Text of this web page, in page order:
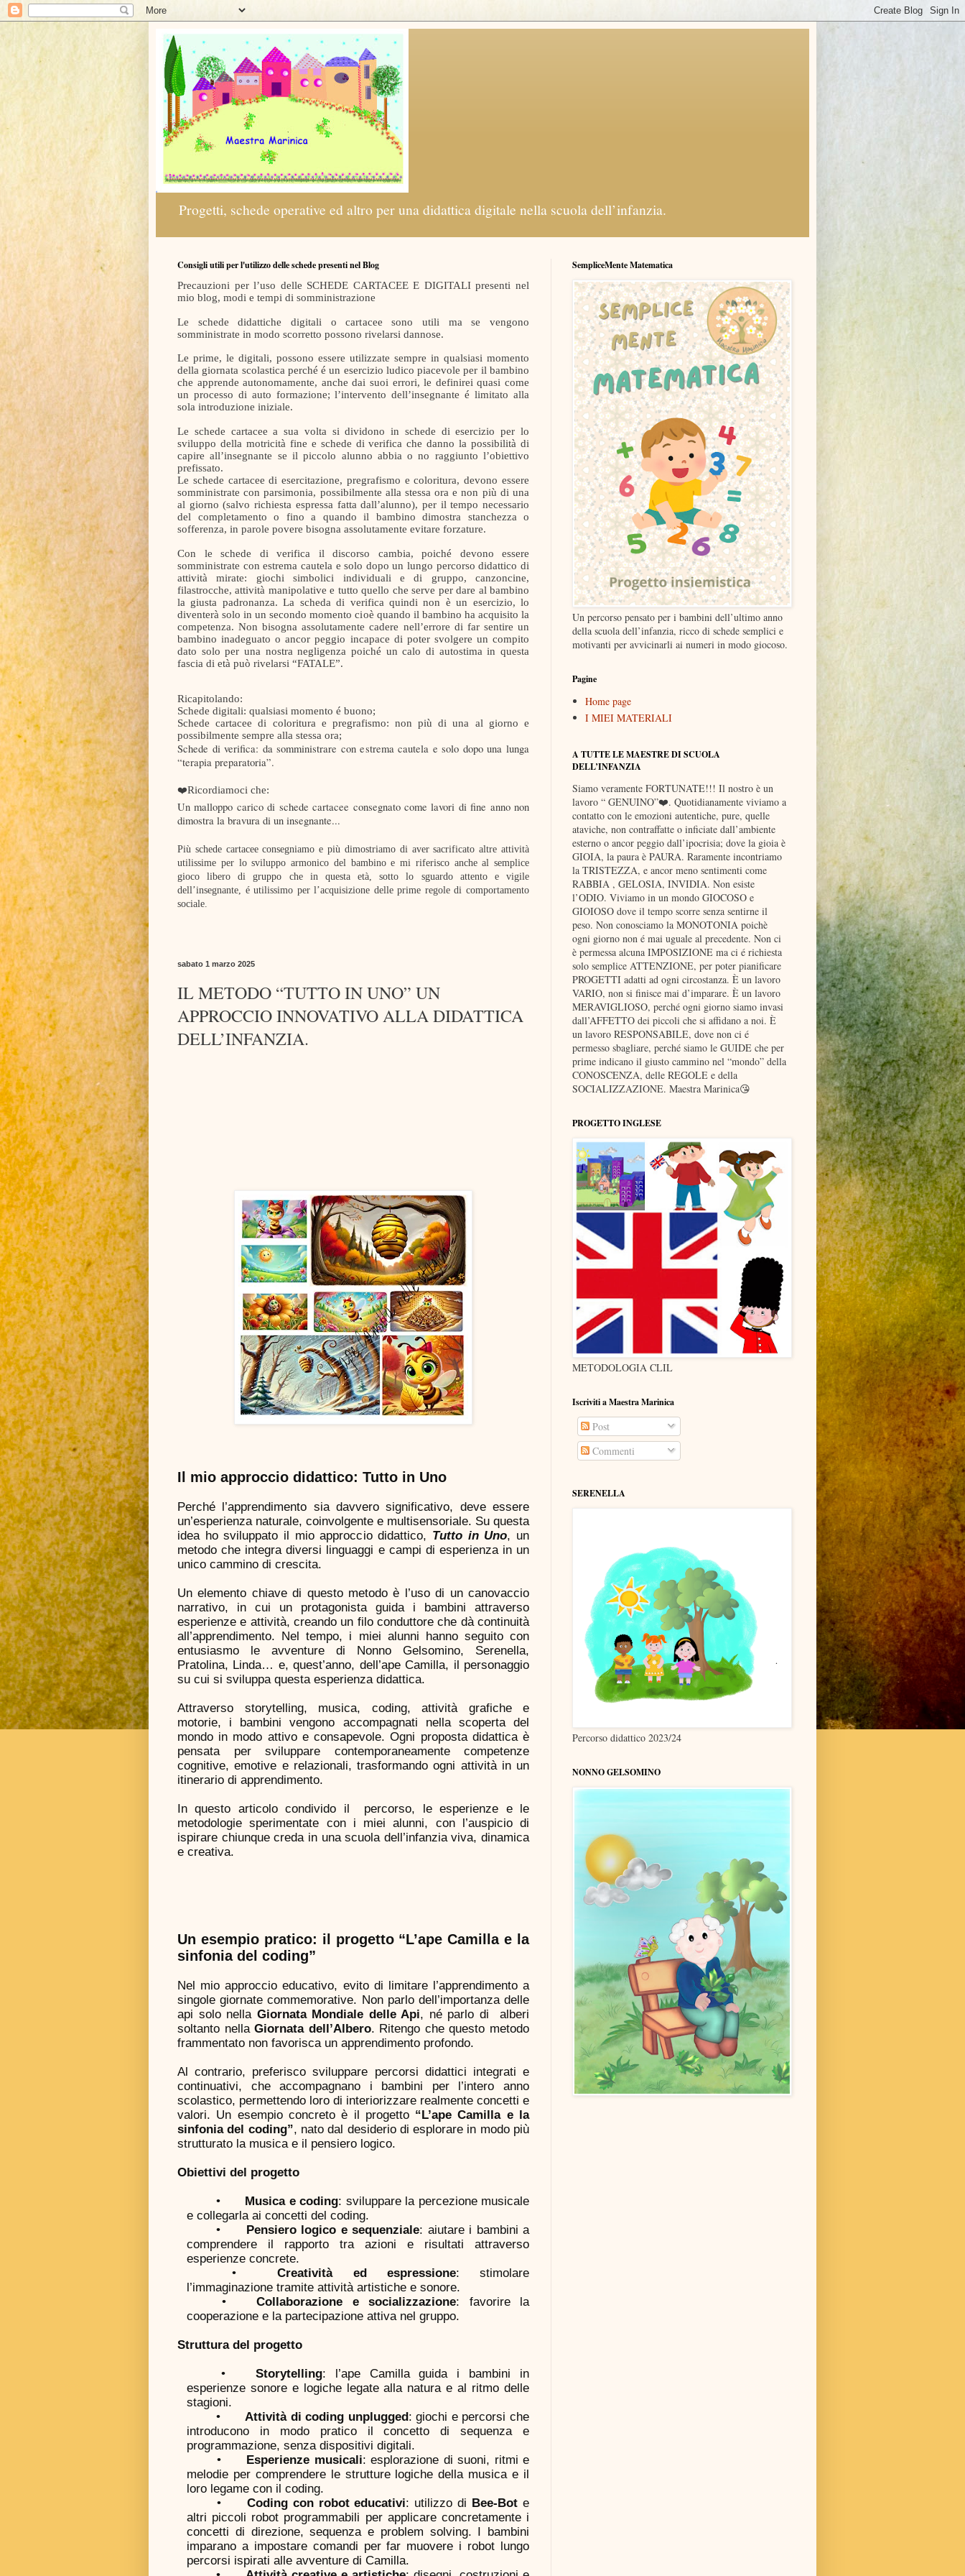
Progetti, schede operative ed altro per una didattica digitale nella scuola dell’infanzia.
Consigli utili per l'utilizzo delle schede presenti nel Blog
Precauzioni per l’uso delle SCHEDE CARTACEE E DIGITALI presenti nel
mio blog, modi e tempi di somministrazione
Le schede didattiche digitali o cartacee sono utili ma se vengono
somministrate in modo scorretto possono rivelarsi dannose.
Le prime, le digitali, possono essere utilizzate sempre in qualsiasi momento
della giornata scolastica perché é un esercizio ludico piacevole per il bambino
che apprende autonomamente, anche dai suoi errori, le definirei quasi come
un processo di auto formazione; l’intervento dell’insegnante é limitato alla
sola introduzione iniziale.
Le schede cartacee a sua volta si dividono in schede di esercizio per lo
sviluppo della motricità fine e schede di verifica che danno la possibilità di
capire all’insegnante se il piccolo alunno abbia o no raggiunto l’obiettivo
prefissato.
Le schede cartacee di esercitazione, pregrafismo e coloritura, devono essere
somministrate con parsimonia, possibilmente alla stessa ora e non più di una
al giorno (salvo richiesta espressa fatta dall’alunno), per il tempo necessario
del completamento o fino a quando il bambino dimostra stanchezza o
sofferenza, in parole povere bisogna assolutamente evitare forzature.
Con le schede di verifica il discorso cambia, poiché devono essere
somministrate con estrema cautela e solo dopo un lungo percorso didattico di
attività mirate: giochi simbolici individuali e di gruppo, canzoncine,
filastrocche, attività manipolative e tutto quello che serve per dare al bambino
la giusta padronanza. La scheda di verifica quindi non è un esercizio, lo
diventerà solo in un secondo momento cioè quando il bambino ha acquisito la
competenza. Non bisogna assolutamente cadere nell’errore di far sentire un
bambino inadeguato o ancor peggio incapace di poter svolgere un compito
dato solo per una nostra negligenza poiché un calo di autostima in questa
fascia di età può rivelarsi “FATALE”.
Ricapitolando:
Schede digitali: qualsiasi momento é buono;
Schede cartacee di coloritura e pregrafismo: non più di una al giorno e
possibilmente sempre alla stessa ora;
Schede di verifica: da somministrare con estrema cautela e solo dopo una lunga
“terapia preparatoria”.
❤️Ricordiamoci che:
Un malloppo carico di schede cartacee consegnato come lavori di fine anno non
dimostra la bravura di un insegnante...
Più schede cartacee consegniamo e più dimostriamo di aver sacrificato altre attività
utilissime per lo sviluppo armonico del bambino e mi riferisco anche al semplice
gioco libero di gruppo che in questa età, sotto lo sguardo attento e vigile
dell’insegnante, é utilissimo per l’acquisizione delle prime regole di comportamento
sociale.
sabato 1 marzo 2025
IL METODO “TUTTO IN UNO” UN
APPROCCIO INNOVATIVO ALLA DIDATTICA
DELL’INFANZIA.
Il mio approccio didattico: Tutto in Uno
Perché l’apprendimento sia davvero significativo, deve essere
un’esperienza naturale, coinvolgente e multisensoriale. Su questa
idea ho sviluppato il mio approccio didattico, Tutto in Uno, un
metodo che integra diversi linguaggi e campi di esperienza in un
unico cammino di crescita.
Un elemento chiave di questo metodo è l’uso di un canovaccio
narrativo, in cui un protagonista guida i bambini attraverso
esperienze e attività, creando un filo conduttore che dà continuità
all’apprendimento. Nel tempo, i miei alunni hanno seguito con
entusiasmo le avventure di Nonno Gelsomino, Serenella,
Pratolina, Linda… e, quest’anno, dell’ape Camilla, il personaggio
su cui si sviluppa questa esperienza didattica.
Attraverso storytelling, musica, coding, attività grafiche e
motorie, i bambini vengono accompagnati nella scoperta del
mondo in modo attivo e consapevole. Ogni proposta didattica è
pensata per sviluppare contemporaneamente competenze
cognitive, emotive e relazionali, trasformando ogni attività in un
itinerario di apprendimento.
In questo articolo condivido il percorso, le esperienze e le
metodologie sperimentate con i miei alunni, con l’auspicio di
ispirare chiunque creda in una scuola dell’infanzia viva, dinamica
e creativa.
Un esempio pratico: il progetto “L’ape Camilla e la
sinfonia del coding”
Nel mio approccio educativo, evito di limitare l’apprendimento a
singole giornate commemorative. Non parlo dell’importanza delle
api solo nella Giornata Mondiale delle Api, né parlo di alberi
soltanto nellaGiornata dell’Albero. Ritengo che questo metodo
frammentato non favorisca un apprendimento profondo.
Al contrario, preferisco sviluppare percorsi didattici integrati e
continuativi, che accompagnano i bambini per l’intero anno
scolastico, permettendo loro di interiorizzare realmente concetti e
valori. Un esempio concreto è il progetto “L’ape Camilla e la
sinfonia del coding”, nato dal desiderio di esplorare in modo più
strutturato la musica e il pensiero logico.
Obiettivi del progetto
• Musica e coding: sviluppare la percezione musicale
e collegarla ai concetti del coding.
•
Pensiero logico e sequenziale: aiutare i bambini a
comprendere il rapporto tra azioni e risultati attraverso
esperienze concrete.
•
Creatività ed espressione: stimolare
l’immaginazione tramite attività artistiche e sonore.
•
Collaborazione e socializzazione: favorire la
cooperazione e la partecipazione attiva nel gruppo.
Struttura del progetto
• Storytelling: l’ape Camilla guida i bambini in
esperienze sonore e logiche legate alla natura e al ritmo delle
stagioni.
•
Attività di coding unplugged: giochi e percorsi che
introducono in modo pratico il concetto di sequenza e
programmazione, senza dispositivi digitali.
•
Esperienze musicali: esplorazione di suoni, ritmi e
melodie per comprendere le strutture logiche della musica e il
loro legame con il coding.
•
Coding con robot educativi: utilizzo di Bee-Bot e
altri piccoli robot programmabili per applicare concretamente i
concetti di direzione, sequenza e problem solving. I bambini
imparano a impostare comandi per far muovere i robot lungo
percorsi ispirati alle avventure di Camilla.
SempliceMente Matematica
Un percorso pensato per i bambini dell’ultimo anno
della scuola dell’infanzia, ricco di schede semplici e
motivanti per avvicinarli ai numeri in modo giocoso.
Pagine
Home page
I MIEI MATERIALI
A TUTTE LE MAESTRE DI SCUOLA
DELL’INFANZIA
Siamo veramente FORTUNATE!!! Il nostro è un
lavoro “ GENUINO”❤️. Quotidianamente viviamo a
contatto con le emozioni autentiche, pure, quelle
ataviche, non contraffatte o inficiate dall’ambiente
esterno o ancor peggio dall’ipocrisia; dove la gioia è
GIOIA, la paura è PAURA. Raramente incontriamo
la TRISTEZZA, e ancor meno sentimenti come
RABBIA , GELOSIA, INVIDIA. Non esiste
l’ODIO. Viviamo in un mondo GIOCOSO e
GIOIOSO dove il tempo scorre senza sentirne il
peso. Non conosciamo la MONOTONIA poichè
ogni giorno non é mai uguale al precedente. Non ci
è permessa alcuna IMPOSIZIONE ma ci é richiesta
solo semplice ATTENZIONE, per poter pianificare
PROGETTI adatti ad ogni circostanza. È un lavoro
VARIO, non si finisce mai d’imparare. È un lavoro
MERAVIGLIOSO, perché ogni giorno siamo invasi
dall’AFFETTO dei piccoli che si affidano a noi. È
un lavoro RESPONSABILE, dove non ci é
permesso sbagliare, perché siamo le GUIDE che per
prime indicano il giusto cammino nel “mondo” della
CONOSCENZA, delle REGOLE e della
SOCIALIZZAZIONE. Maestra Marinica😘
PROGETTO INGLESE
METODOLOGIA CLIL
Iscriviti a Maestra Marinica
Post
Commenti
SERENELLA
Percorso didattico 2023/24
NONNO GELSOMINO